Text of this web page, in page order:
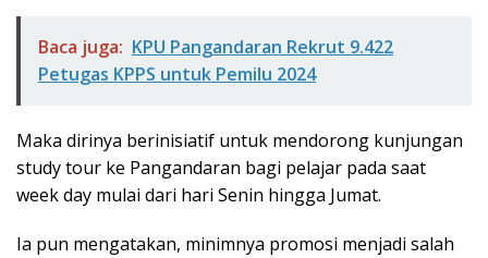
Baca juga: KPU Pangandaran Rekrut 9.422
Petugas KPPS untuk Pemilu 2024
Maka dirinya berinisiatif untuk mendorong kunjungan
study tour ke Pangandaran bagi pelajar pada saat
week day mulai dari hari Senin hingga Jumat.
Ia pun mengatakan, minimnya promosi menjadi salah